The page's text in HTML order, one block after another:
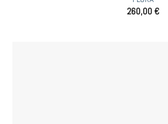
260,00€